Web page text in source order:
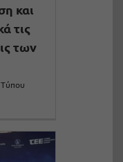
και
τις
των
Τύπου